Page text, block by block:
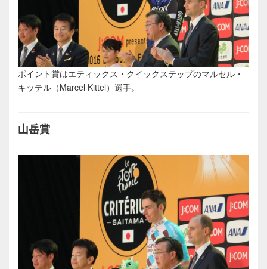
ポイント賞はエティックス・クイックステップのマルセル・
キッテル（Marcel Kittel）選手。
山岳賞